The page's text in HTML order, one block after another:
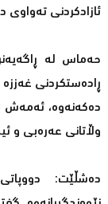
ئازادكردنی تەواوی
حەماس لە
ڕادەستكردنی
دەكەنەوە، ئەمەش
وڵاتانی عەرەبی و
دەشڵێت: